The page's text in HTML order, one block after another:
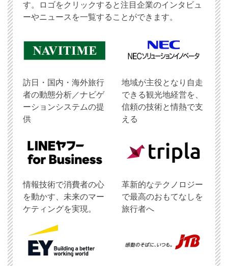
す。ロゴをクリックすると注目企業のインタビュ
ーやニュースを一覧することができます。
訪日・国内・海外旅行
者の動態分析／ナビゲ
ーションシステムの提
供
地域が主役となり自走
できる観光地経営を、
信頼の技術と情熱で支
える
情報技術で消費者の心
を動かす、未来のマー
ケティングを実現。
革新的なテクノロジー
で最高のおもてなしを
旅行者へ